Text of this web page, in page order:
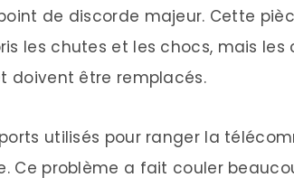
de discorde majeur. Cette
les chutes et les chocs, mais
doivent être remplacés.
utilisés pour ranger la
Ce problème a fait couler